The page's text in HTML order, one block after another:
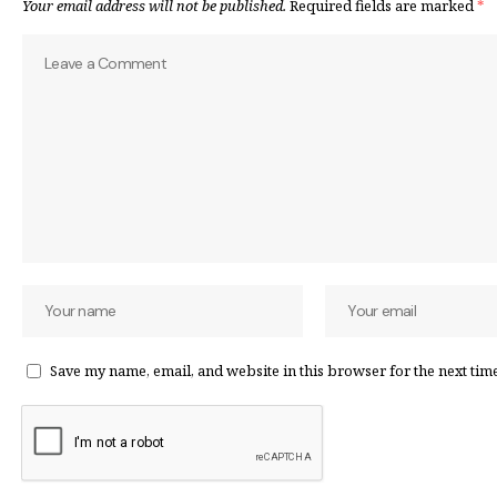
Your email address will not be published. Required fields are marked*
Save my name, email, and website in this browser for the next